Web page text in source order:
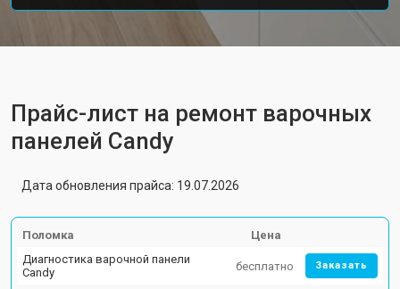
Прайс-лист на ремонт варочных
панелей Candy
Дата обновления прайса: 19.07.2026
Поломка
Цена
Диагностика варочной панели
Candy
бесплатно Заказать